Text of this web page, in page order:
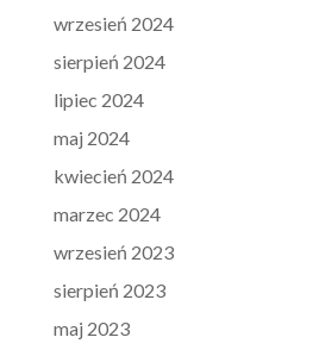
wrzesień 2024
sierpień 2024
lipiec 2024
maj 2024
kwiecień 2024
marzec 2024
wrzesień 2023
sierpień 2023
maj 2023